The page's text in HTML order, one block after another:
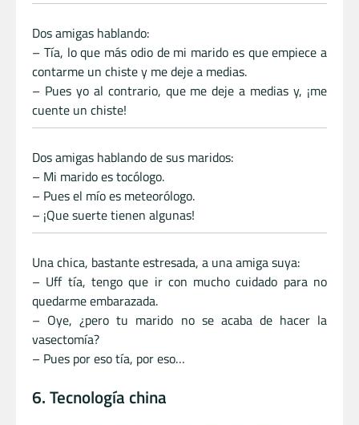
Dos amigas hablando:
– Tía, lo que más odio de mi marido es que empiece a
contarme un chiste y me deje a medias.
– Pues yo al contrario, que me deje a medias y, ¡me
cuente un chiste!
Dos amigas hablando de sus maridos:
– Mi marido es tocólogo.
– Pues el mío es meteorólogo.
– ¡Que suerte tienen algunas!
Una chica, bastante estresada, a una amiga suya:
– Uff tía, tengo que ir con mucho cuidado para no
quedarme embarazada.
– Oye, ¿pero tu marido no se acaba de hacer la
vasectomía?
– Pues por eso tía, por eso…
6. Tecnología china